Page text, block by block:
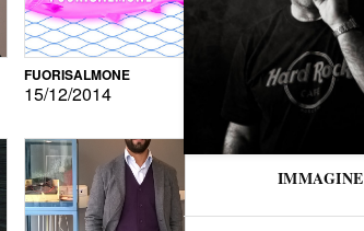
FUORISALMONE
15/12/2014
IMMAGINE